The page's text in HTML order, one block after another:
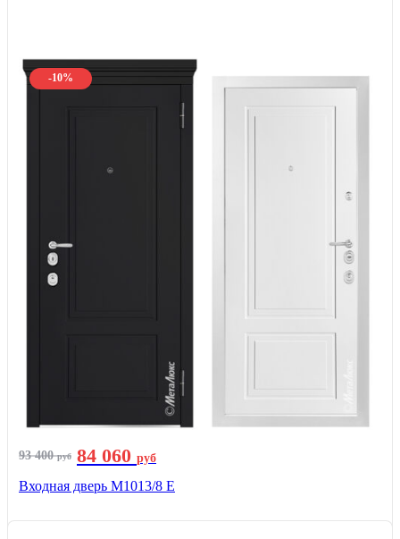
-10%
93 400руб 84 060 руб
Входная дверь М1013/8 E